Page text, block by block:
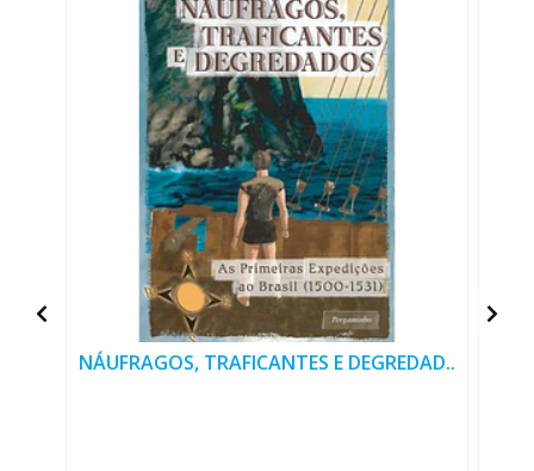
NÁUFRAGOS, TRAFICANTES E DEGREDAD..